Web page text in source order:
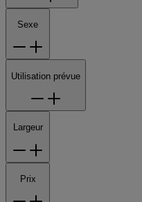
Sexe
Utilisation prévue
Largeur
Prix